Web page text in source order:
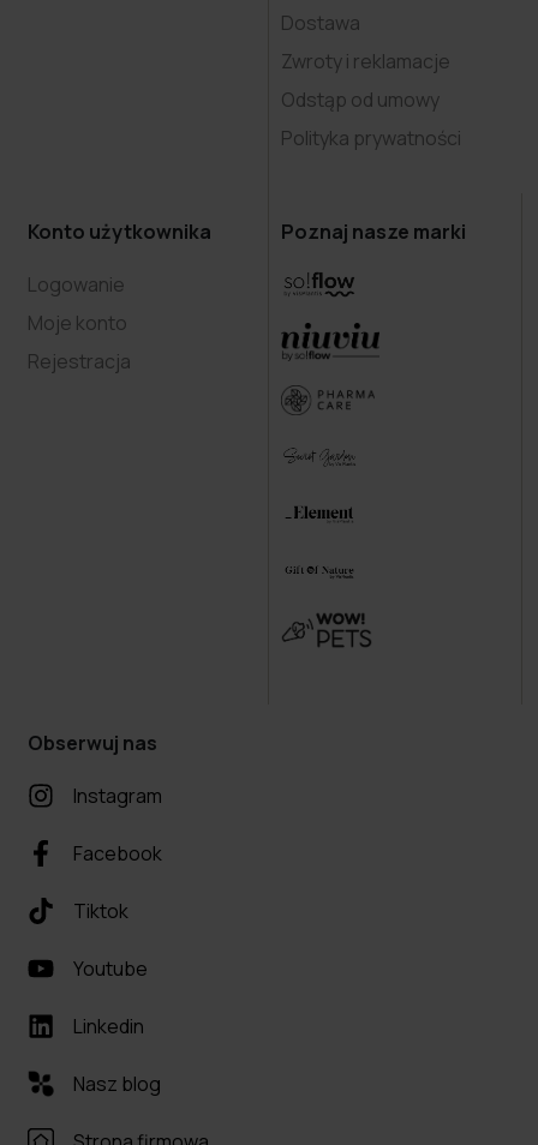
Dostawa
Zwroty i reklamacje
Odstąp od umowy
Polityka prywatności
Konto użytkownika
Logowanie
Moje konto
Rejestracja
Poznaj nasze marki
Obserwuj nas
Instagram
Facebook
Tiktok
Youtube
Linkedin
Nasz blog